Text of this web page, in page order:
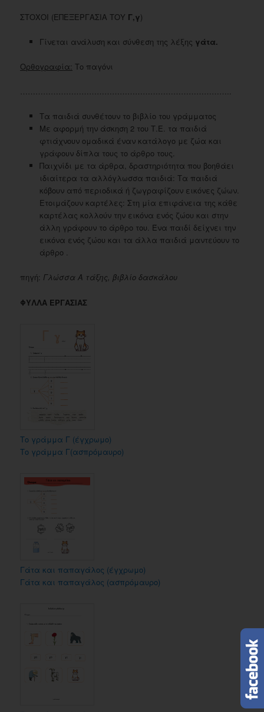
ΣΤΟΧΟΙ (ΕΠΕΞΕΡΓΑΣΙΑ ΤΟΥ Γ,γ)
Γίνεται ανάλυση και σύνθεση της λέξης γάτα.
Ορθογραφία: Το παγόνι
………………………………………………………………………..
Τα παιδιά συνθέτουν το βιβλίο του γράμματος
Με αφορμή την άσκηση 2 του Τ.Ε. τα παιδιά
φτιάχνουν ομαδικά έναν κατάλογο με ζώα και
γράφουν δίπλα τους το άρθρο τους.
Παιχνίδι με τα άρθρα, δραστηριότητα που βοηθάει
ιδιαίτερα τα αλλόγλωσσα παιδιά: Τα παιδιά
κόβουν από περιοδικά ή ζωγραφίζουν εικόνες ζώων.
Ετοιμάζουν καρτέλες: Στη μία επιφάνεια της κάθε
καρτέλας κολλούν την εικόνα ενός ζώου και στην
άλλη γράφουν το άρθρο του. Ένα παιδί δείχνει την
εικόνα ενός ζώου και τα άλλα παιδιά μαντεύουν το
άρθρο .
πηγή: Γλώσσα Α τάξης, βιβλίο δασκάλου
ΦΥΛΛΑ ΕΡΓΑΣΙΑΣ
Το γράμμα Γ (έγχρωμο)
Το γράμμα Γ(ασπρόμαυρο)
Γάτα και παπαγάλος (έγχρωμο)
Γάτα και παπαγάλος (ασπρόμαυρο)